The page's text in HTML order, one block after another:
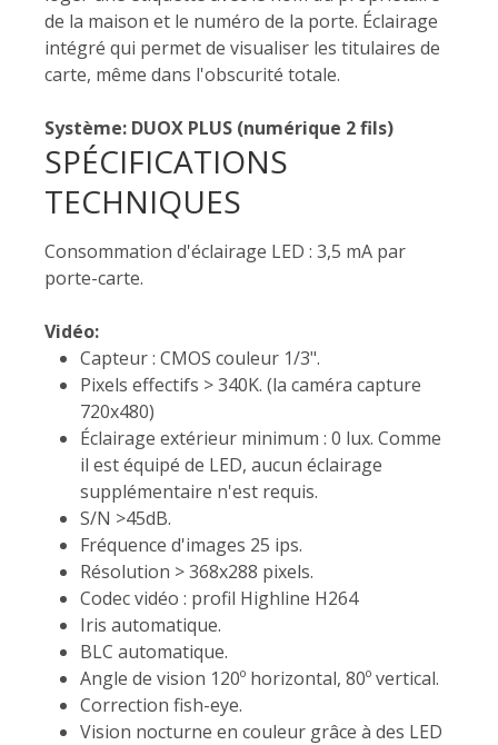
de la maison et le numéro de la porte. Éclairage
intégré qui permet de visualiser les titulaires de
carte, même dans l'obscurité totale.
Système: DUOX PLUS (numérique 2 fils)
SPÉCIFICATIONS
TECHNIQUES
Consommation d'éclairage LED : 3,5 mA par
porte-carte.
Vidéo:
Capteur : CMOS couleur 1/3".
Pixels effectifs > 340K. (la caméra capture
720x480)
Éclairage extérieur minimum : 0 lux. Comme
il est équipé de LED, aucun éclairage
supplémentaire n'est requis.
S/N >45dB.
Fréquence d'images 25 ips.
Résolution > 368x288 pixels.
Codec vidéo : profil Highline H264
Iris automatique.
BLC automatique.
Angle de vision 120º horizontal, 80º vertical.
Correction fish-eye.
Vision nocturne en couleur grâce à des LED